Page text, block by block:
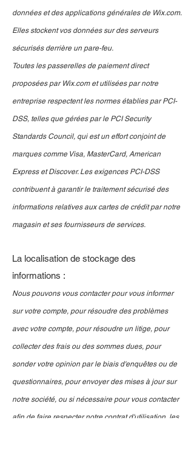
données et des applications générales de Wix.com.
Elles stockent vos données sur des serveurs
sécurisés derrière un pare-feu.
Toutes les passerelles de paiement direct
proposées par Wix.com et utilisées par notre
entreprise respectent les normes établies par PCI-
DSS, telles que gérées par le PCI Security
Standards Council, qui est un effort conjoint de
marques comme Visa, MasterCard, American
Express et Discover. Les exigences PCI-DSS
contribuent à garantir le traitement sécurisé des
informations relatives aux cartes de crédit par notre
magasin et ses fournisseurs de services.
La localisation de stockage des
informations :
Nous pouvons vous contacter pour vous informer
sur votre compte, pour résoudre des problèmes
avec votre compte, pour résoudre un litige, pour
collecter des frais ou des sommes dues, pour
sonder votre opinion par le biais d'enquêtes ou de
questionnaires, pour envoyer des mises à jour sur
notre société, ou si nécessaire pour vous contacter
afin de faire respecter notre contrat d'utilisation, les